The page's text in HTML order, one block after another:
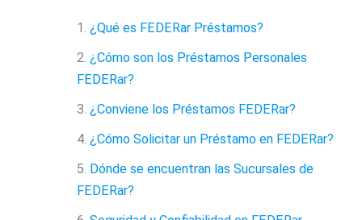
¿Qué es FEDERar Préstamos?
¿Cómo son los Préstamos Personales
FEDERar?
¿Conviene los Préstamos FEDERar?
¿Cómo Solicitar un Préstamo en FEDERar?
Dónde se encuentran las Sucursales de
FEDERar?